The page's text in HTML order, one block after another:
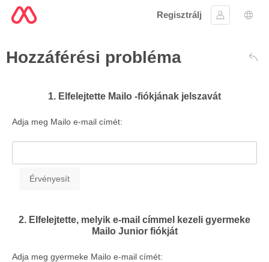
Regisztrálj
Hozzáférési probléma
1. Elfelejtette Mailo -fiókjának jelszavát
Adja meg Mailo e-mail címét:
2. Elfelejtette, melyik e-mail címmel kezeli gyermeke
Mailo Junior fiókját
Adja meg gyermeke Mailo e-mail címét: